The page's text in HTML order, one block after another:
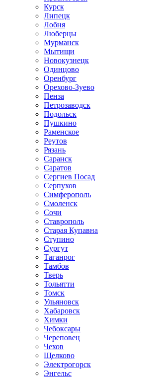
Курск
Липецк
Лобня
Люберцы
Мурманск
Мытищи
Новокузнецк
Одинцово
Оренбург
Орехово-Зуево
Пенза
Петрозаводск
Подольск
Пушкино
Раменское
Реутов
Рязань
Саранск
Саратов
Сергиев Посад
Серпухов
Симферополь
Смоленск
Сочи
Ставрополь
Старая Купавна
Ступино
Сургут
Таганрог
Тамбов
Тверь
Тольятти
Томск
Ульяновск
Хабаровск
Химки
Чебоксары
Череповец
Чехов
Щелково
Электрогорск
Энгельс